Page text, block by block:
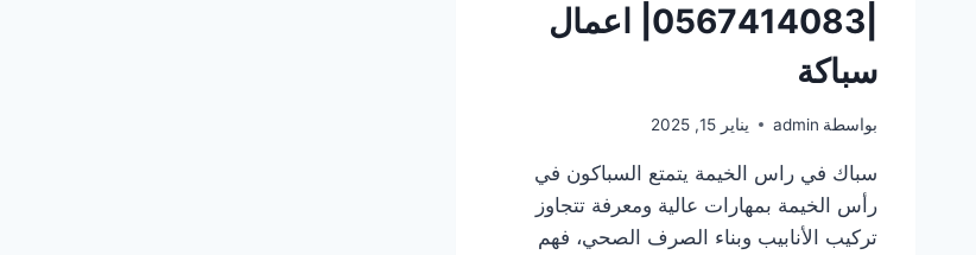
|0567414083| اعمال
سباكة
بواسطة admin يناير 15, 2025
سباك في راس الخيمة يتمتع السباكون في
رأس الخيمة بمهارات عالية ومعرفة تتجاوز
تركيب الأنابيب وبناء الصرف الصحي، فهم